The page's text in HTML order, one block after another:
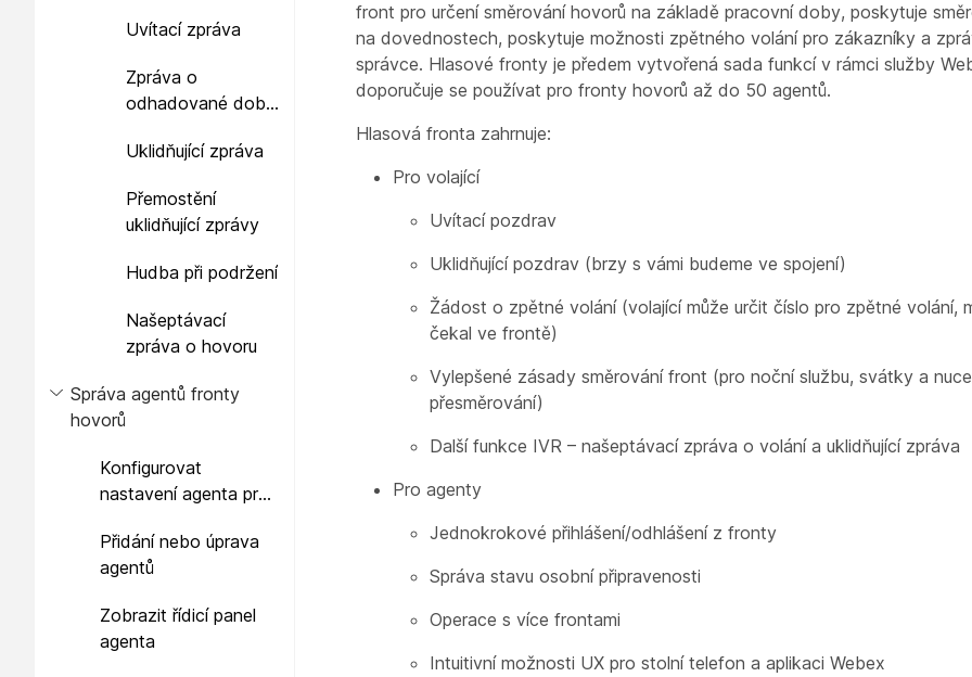
Uvítací zpráva
Zpráva o
odhadované době
ve frontě
Uklidňující zpráva
Přemostění
uklidňující zprávy
Hudba při podržení
Našeptávací
zpráva o hovoru
Správa agentů fronty
hovorů
Konfigurovat
nastavení agenta pro
Přidání nebo úprava
agentů
Zobrazit řídicí panel
agenta
front pro určení směrování hovorů na základě pracovní doby, poskytuje
na dovednostech, poskytuje možnosti zpětného volání pro zákazníky a
správce. Hlasové fronty je předem vytvořená sada funkcí v rámci služby
doporučuje se používat pro fronty hovorů až do 50 agentů.
Hlasová fronta zahrnuje:
Pro volající
Uvítací pozdrav
Uklidňující pozdrav (brzy s vámi budeme ve spojení)
Žádost o zpětné volání (volající může určit číslo pro zpětné volání,
čekal ve frontě)
Vylepšené zásady směrování front (pro noční službu, svátky a
přesměrování)
Další funkce IVR – našeptávací zpráva o volání a uklidňující zpráva
Pro agenty
Jednokrokové přihlášení/odhlášení z fronty
Správa stavu osobní připravenosti
Operace s více frontami
Intuitivní možnosti UX pro stolní telefon a aplikaci Webex